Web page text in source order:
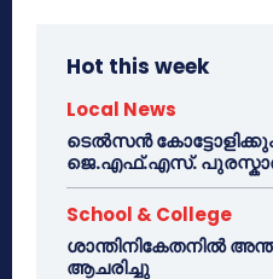
Hot this week
Local News
ടെൽസൻ
ജെ.എഫ്.എസ്.
School & College
ശാന്തിനികേതനിൽ
ആചരിച്ചു